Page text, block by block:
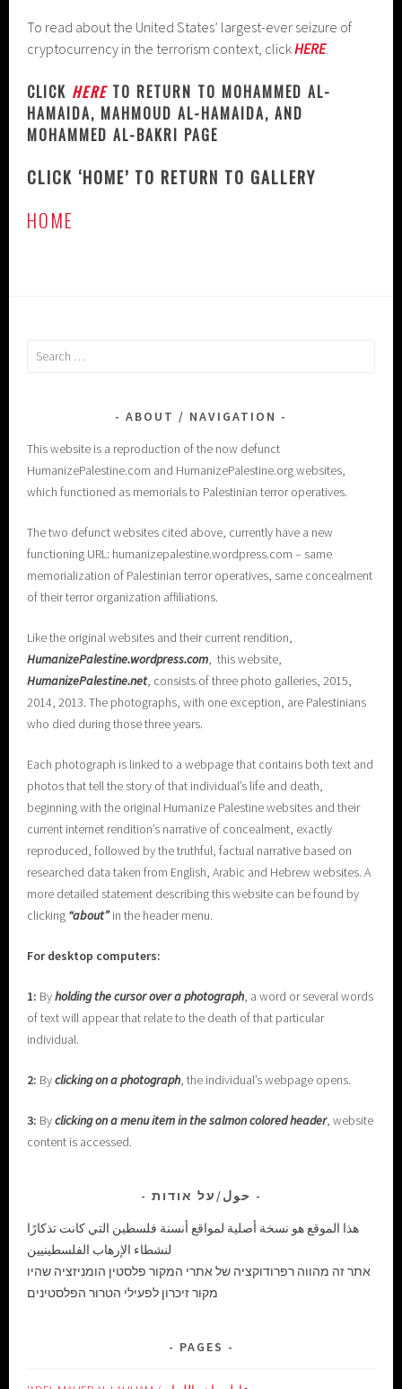
To read about the United States’ largest-ever seizure of
cryptocurrency in the terrorism context, clickHERE.
CLICK HERETO RETURN TO MOHAMMED AL-
HAMAIDA, MAHMOUD AL-HAMAIDA, AND
MOHAMMED AL-BAKRI PAGE
CLICK ‘HOME’ TO RETURN TO GALLERY
HOME
Search
ABOUT / NAVIGATION
This website is a reproduction of the now defunct
HumanizePalestine.com and HumanizePalestine.org websites,
which functioned as memorials to Palestinian terror operatives.
The two defunct websites cited above, currently have a new
functioning URL: humanizepalestine.wordpress.com – same
memorialization of Palestinian terror operatives, same concealment
of their terror organization affiliations.
Like the original websites and their current rendition,
HumanizePalestine.wordpress.com, this website,
HumanizePalestine.net, consists of three photo galleries, 2015,
2014, 2013. The photographs, with one exception, are Palestinians
who died during those three years.
Each photograph is linked to a webpage that contains both text and
photos that tell the story of that individual’s life and death,
beginning with the original Humanize Palestine websites and their
current internet rendition’s narrative of concealment, exactly
reproduced, followed by the truthful, factual narrative based on
researched data taken from English, Arabic and Hebrew websites. A
more detailed statement describing this website can be found by
clicking “about”in the header menu.
For desktop computers:
1: Byholding the cursor over a photograph, a word or several words
of text will appear that relate to the death of that particular
individual.
2: Byclicking on a photograph, the individual’s webpage opens.
3: Byclicking on a menu item in the salmon colored header, website
content is accessed.
حول/על אודות
هذا الموقع هو نسخة أصلية لمواقع أنسنة فلسطين التي كانت تذكارًا
لنشطاء الإرهاب الفلسطينيين
אתר זה מהווה רפרודוקציה של אתרי המקור פלסטין הומניזציה שהיו
מקור זיכרון לפעילי הטרור הפלסטינים
PAGES